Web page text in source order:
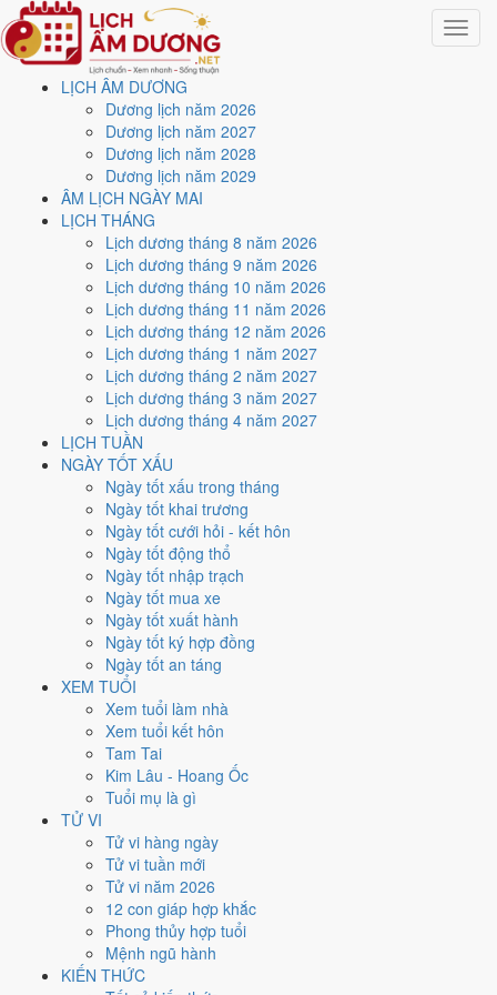
Toggle
LỊCH ÂM DƯƠNG
Dương lịch năm 2026
Dương lịch năm 2027
Dương lịch năm 2028
Dương lịch năm 2029
ÂM LỊCH NGÀY MAI
LỊCH THÁNG
Lịch dương tháng 8 năm 2026
Lịch dương tháng 9 năm 2026
Lịch dương tháng 10 năm 2026
Lịch dương tháng 11 năm 2026
Lịch dương tháng 12 năm 2026
Lịch dương tháng 1 năm 2027
Lịch dương tháng 2 năm 2027
Lịch dương tháng 3 năm 2027
Lịch dương tháng 4 năm 2027
LỊCH TUẦN
NGÀY TỐT XẤU
Ngày tốt xấu trong tháng
Ngày tốt khai trương
Ngày tốt cưới hỏi - kết hôn
Ngày tốt động thổ
Ngày tốt nhập trạch
Ngày tốt mua xe
Ngày tốt xuất hành
Ngày tốt ký hợp đồng
Ngày tốt an táng
XEM TUỔI
Xem tuổi làm nhà
Xem tuổi kết hôn
Tam Tai
Kim Lâu - Hoang Ốc
Tuổi mụ là gì
TỬ VI
Tử vi hàng ngày
Tử vi tuần mới
Tử vi năm 2026
12 con giáp hợp khắc
Phong thủy hợp tuổi
Mệnh ngũ hành
KIẾN THỨC
Trang chủ
Lịch năm 2021
Tháng 12/2021
Lịch âm dương tháng 12
năm 2021 - Tháng Kỷ Hợi
Tháng 12/2021 ứng với tháng 10 và 11 âm lịch năm Tân Sửu. Tháng
7 ngày từ mức Tốt trở lênvà11 ngày nên tránh
1, 14 và 21/12 . Rằm rơi vào18/12.
Tháng 12/2021 có 31 ngày, gồm 3 ngày thuộc tháng 10 âm và 28
ngày thuộc tháng 11 âm. Tháng âm đầu tiên là
Thang 5 bậc dùng chung với trang chi tiết từng ngày cho ra
Rất tốt
và3 ngày Tốt . Đối lại là
nhất rơi vào1, 14, 21 và 26/12
Xét theo từng việc,động thổrộng cửa nhất với
Ký hợp đồng hẹp nhất, chỉ 15 ngày . Việc nào kén ngày thì nên chốt
Ngày xấu
Ngày quý hiếm
Lịch âm dương tháng 12/2021
chi tiết từng ngày
Năm
Lưới lịch dưới đây trải đủ 31 ngày
của tháng 12/2021. Mỗi ô ghi ngày
dương, ngày âm và can chi ngày, tô màu theo 5 mức. Tháng này có
ngày từ mức Tốt trở lênvà11 ngày từ mức Xấu trở xuống
T3